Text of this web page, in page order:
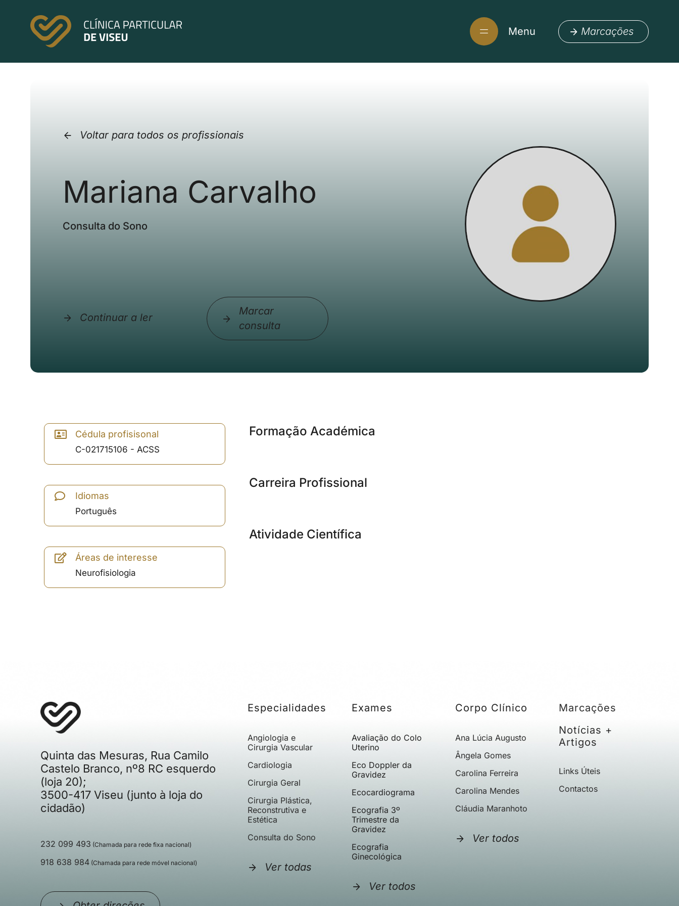
Menu Marcações
Voltar para todos os profissionais
Mariana Carvalho
Consulta do Sono
Continuar a ler
Marcar
consulta
Cédula profisisonal
C-021715106 - ACSS
Idiomas
Português
Áreas de interesse
Neurofisiologia
Formação Académica
Carreira Profissional
Atividade Científica
Quinta das Mesuras, Rua Camilo
Castelo Branco, nº8 RC esquerdo
(loja 20);
3500-417 Viseu (junto à loja do
cidadão)
232 099 493 (Chamada para rede fixa nacional)
918 638 984(Chamada para rede móvel nacional)
Especialidades
Angiologia e
Cirurgia Vascular
Cardiologia
Cirurgia Geral
Cirurgia Plástica,
Reconstrutiva e
Estética
Consulta do Sono
Ver todas
Exames
Avaliação do Colo
Uterino
Eco Doppler da
Gravidez
Ecocardiograma
Ecografia 3º
Trimestre da
Gravidez
Ecografia
Ginecológica
Ver todos
Corpo Clínico
Ana Lúcia Augusto
Ângela Gomes
Carolina Ferreira
Carolina Mendes
Cláudia Maranhoto
Ver todos
Marcações
Notícias +
Artigos
Links Úteis
Contactos